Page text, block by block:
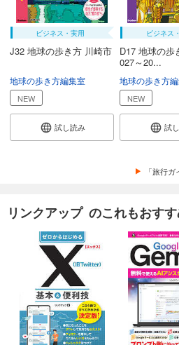
ビジネス・実用
J32 地球の歩き方 川崎市
地球の歩き方編集室
NEW
試し読み
ビジネス
D17 地球の歩
027～20...
地球の歩き方
NEW
試
「旅行
リンクアップ のこれもおす